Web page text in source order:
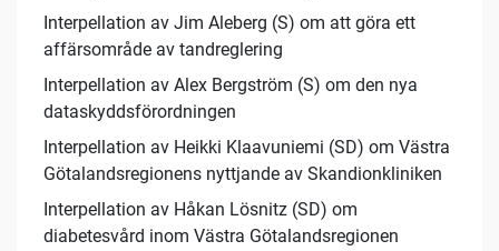
Interpellation av Jim Aleberg (S) om att göra ett
affärsområde av tandreglering
Interpellation av Alex Bergström (S) om den nya
dataskyddsförordningen
Interpellation av Heikki Klaavuniemi (SD) om Västra
Götalandsregionens nyttjande av Skandionkliniken
Interpellation av Håkan Lösnitz (SD) om
diabetesvård inom Västra Götalandsregionen